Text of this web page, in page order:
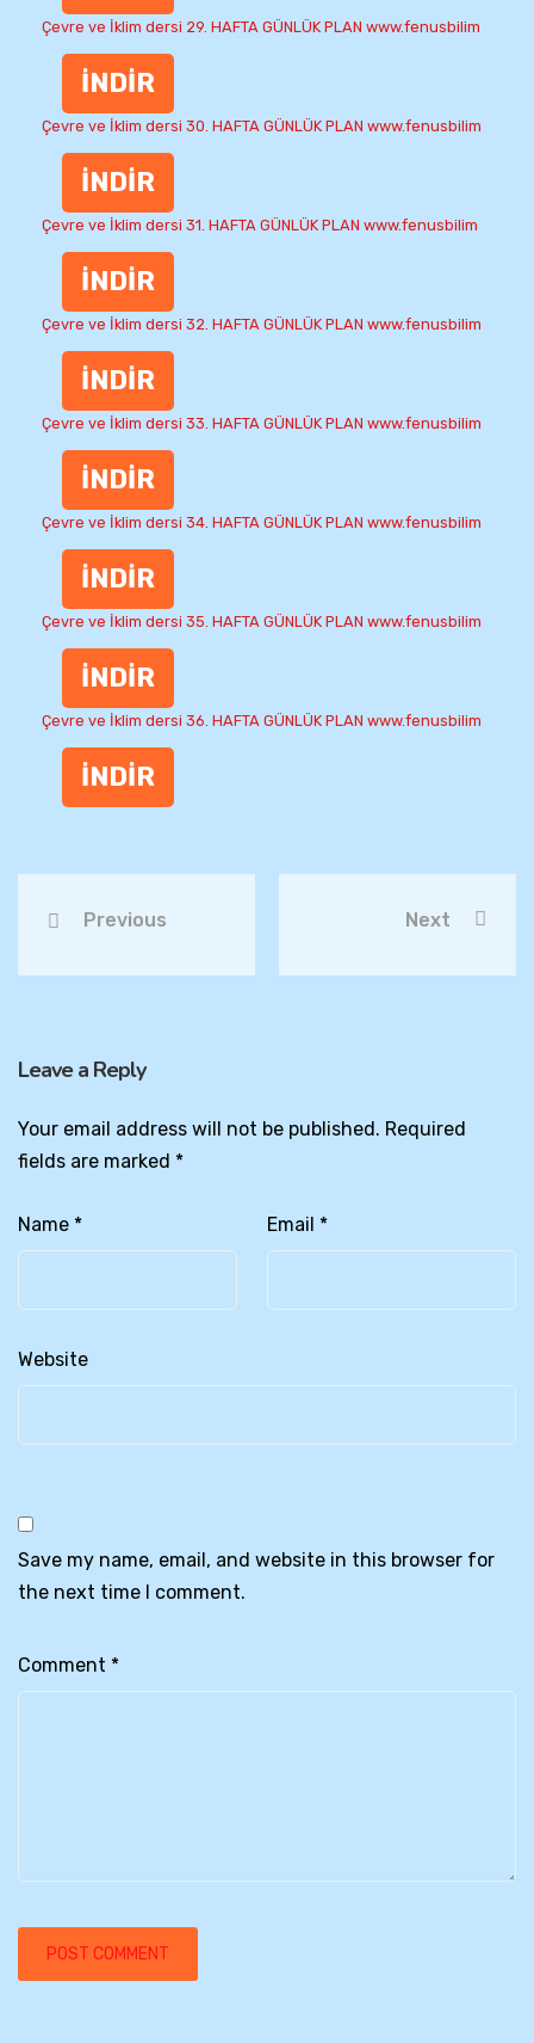
Çevre ve İklim dersi 29. HAFTA GÜNLÜK PLAN www.fenusbilim
İNDİR
Çevre ve İklim dersi 30. HAFTA GÜNLÜK PLAN www.fenusbilim
İNDİR
Çevre ve İklim dersi 31. HAFTA GÜNLÜK PLAN www.fenusbilim
İNDİR
Çevre ve İklim dersi 32. HAFTA GÜNLÜK PLAN www.fenusbilim
İNDİR
Çevre ve İklim dersi 33. HAFTA GÜNLÜK PLAN www.fenusbilim
İNDİR
Çevre ve İklim dersi 34. HAFTA GÜNLÜK PLAN www.fenusbilim
İNDİR
Çevre ve İklim dersi 35. HAFTA GÜNLÜK PLAN www.fenusbilim
İNDİR
Çevre ve İklim dersi 36. HAFTA GÜNLÜK PLAN www.fenusbilim
İNDİR
Previous Next
Leave a Reply
Your email address will not be published. Required
fields are marked *
Name * Email *
Website
Save my name, email, and website in this browser for
the next time I comment.
Comment *